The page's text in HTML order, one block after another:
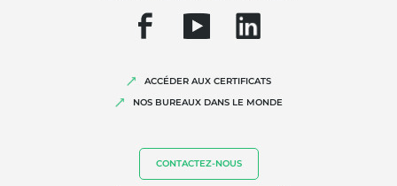
ACCÉDER AUX CERTIFICATS
NOS BUREAUX DANS LE MONDE
CONTACTEZ-NOUS